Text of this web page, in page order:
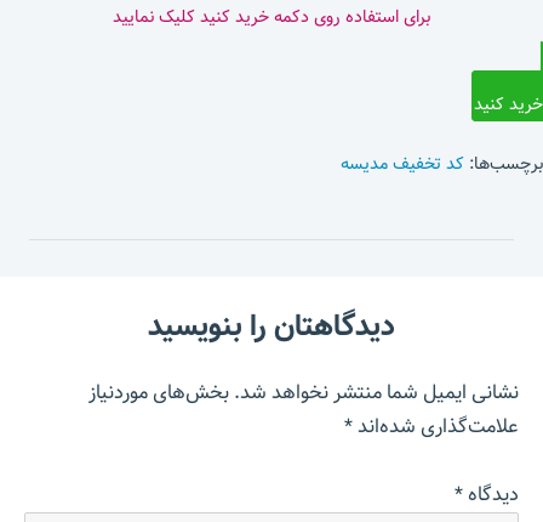
برای استفاده روی دکمه خرید کنید کلیک نمایید
خرید کنید
برچسب‌ها: کد تخفیف مدیسه
دیدگاهتان را بنویسید
نشانی ایمیل شما منتشر نخواهد شد.بخش‌های موردنیاز
علامت‌گذاری شده‌اند*
دیدگاه*